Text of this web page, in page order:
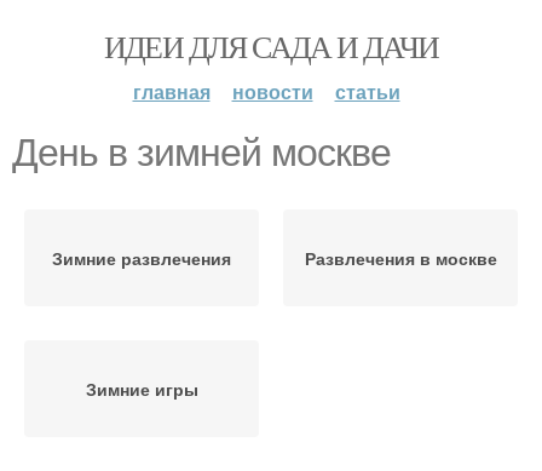
ИДЕИ ДЛЯ САДА И ДАЧИ
главная новости статьи
День в зимней москве
Зимние развлечения Развлечения в москве
Зимние игры